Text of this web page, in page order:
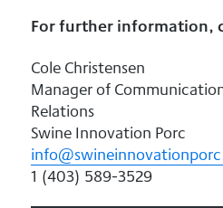
For further information,
Cole Christensen
Manager of
Relations
Swine Innovation Porc
1 (403) 589-3529